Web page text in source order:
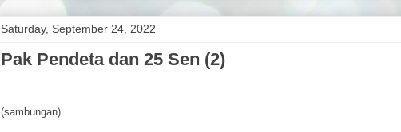
Saturday, September 24, 2022
Pak Pendeta dan 25 Sen (2)
(sambungan)